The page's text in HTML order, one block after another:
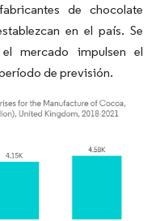
de chocolate
en el país. Se
mercado impulsen el
de previsión.